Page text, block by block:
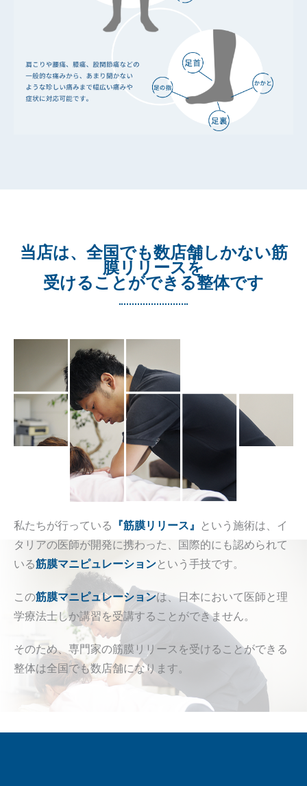
当店は、全国でも数店舗しかない筋
膜リリースを
受けることができる整体です
私たちが行っている 『筋膜リリース』 という施術は、イ
タリアの医師が開発に携わった、国際的にも認められて
いる筋膜マニピュレーションという手技です。
この筋膜マニピュレーションは、日本において医師と理
学療法士しか講習を受講することができません。
そのため、専門家の筋膜リリースを受けることができる
整体は全国でも数店舗になります。